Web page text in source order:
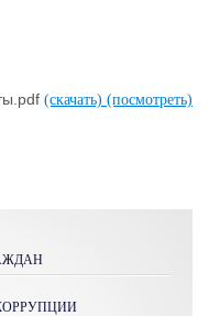
(скачать) (посмотреть)